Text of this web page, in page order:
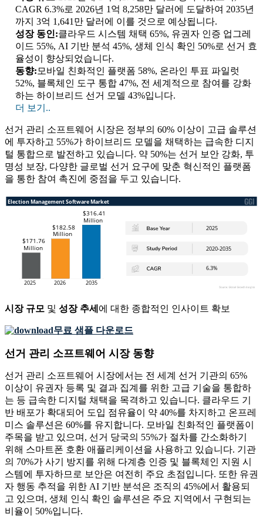
CAGR 6.3%로 2026년 1억 8,258만 달러에 도달하여 2035년
까지 3억 1,641만 달러에 이를 것으로 예상됩니다.
성장 동인:클라우드 시스템 채택 65%, 유권자 인증 업그레
이드 55%, AI 기반 분석 45%, 생체 인식 확인 50%로 선거 효
율성이 향상되었습니다.
동향: 모바일 친화적인 플랫폼 58%, 온라인 투표 파일럿
52%, 블록체인 도구 통합 47%, 전 세계적으로 참여를 강화
하는 하이브리드 선거 모델 43%입니다.
더 보기..
선거 관리 소프트웨어 시장은 정부의 60% 이상이 고급 솔루션
에 투자하고 55%가 하이브리드 모델을 채택하는 급속한 디지
털 통합으로 발전하고 있습니다. 약 50%는 선거 보안 강화, 투
명성 보장, 다양한 글로벌 선거 요구에 맞춘 혁신적인 플랫폼
을 통한 참여 촉진에 중점을 두고 있습니다.
시장 규모 및 성장 추세 에 대한 종합적인 인사이트 확보
무료 샘플 다운로드
선거 관리 소프트웨어 시장 동향
선거 관리 소프트웨어 시장에서는 전 세계 선거 기관의 65%
이상이 유권자 등록 및 결과 집계를 위한 고급 기술을 통합하
는 등 급속한 디지털 채택을 목격하고 있습니다. 클라우드 기
반 배포가 확대되어 도입 점유율이 약 40%를 차지하고 온프레
미스 솔루션은 60%를 유지합니다. 모바일 친화적인 플랫폼이
주목을 받고 있으며, 선거 당국의 55%가 절차를 간소화하기
위해 스마트폰 호환 애플리케이션을 사용하고 있습니다. 기관
의 70%가 사기 방지를 위해 다계층 인증 및 블록체인 지원 시
스템에 투자하므로 보안은 여전히 ​​주요 초점입니다. 또한 유권
자 행동 추적을 위한 AI 기반 분석은 조직의 45%에서 활용되
고 있으며, 생체 인식 확인 솔루션은 주요 지역에서 구현되는
비율이 50%입니다.